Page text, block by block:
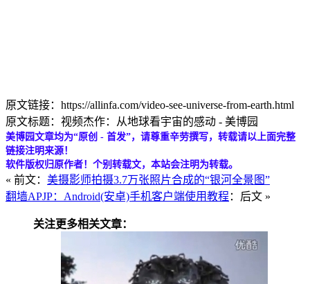
原文链接：https://allinfa.com/video-see-universe-from-earth.html
原文标题：视频杰作：从地球看宇宙的感动 - 美博园
美博园文章均为“原创 - 首发”，请尊重辛劳撰写，转载请以上面完整
链接注明来源！
软件版权归原作者！个别转载文，本站会注明为转载。
« 前文： 美摄影师拍摄3.7万张照片合成的“银河全景图”
翻墙APJP：Android(安卓)手机客户端使用教程 ：后文 »
关注更多相关文章：